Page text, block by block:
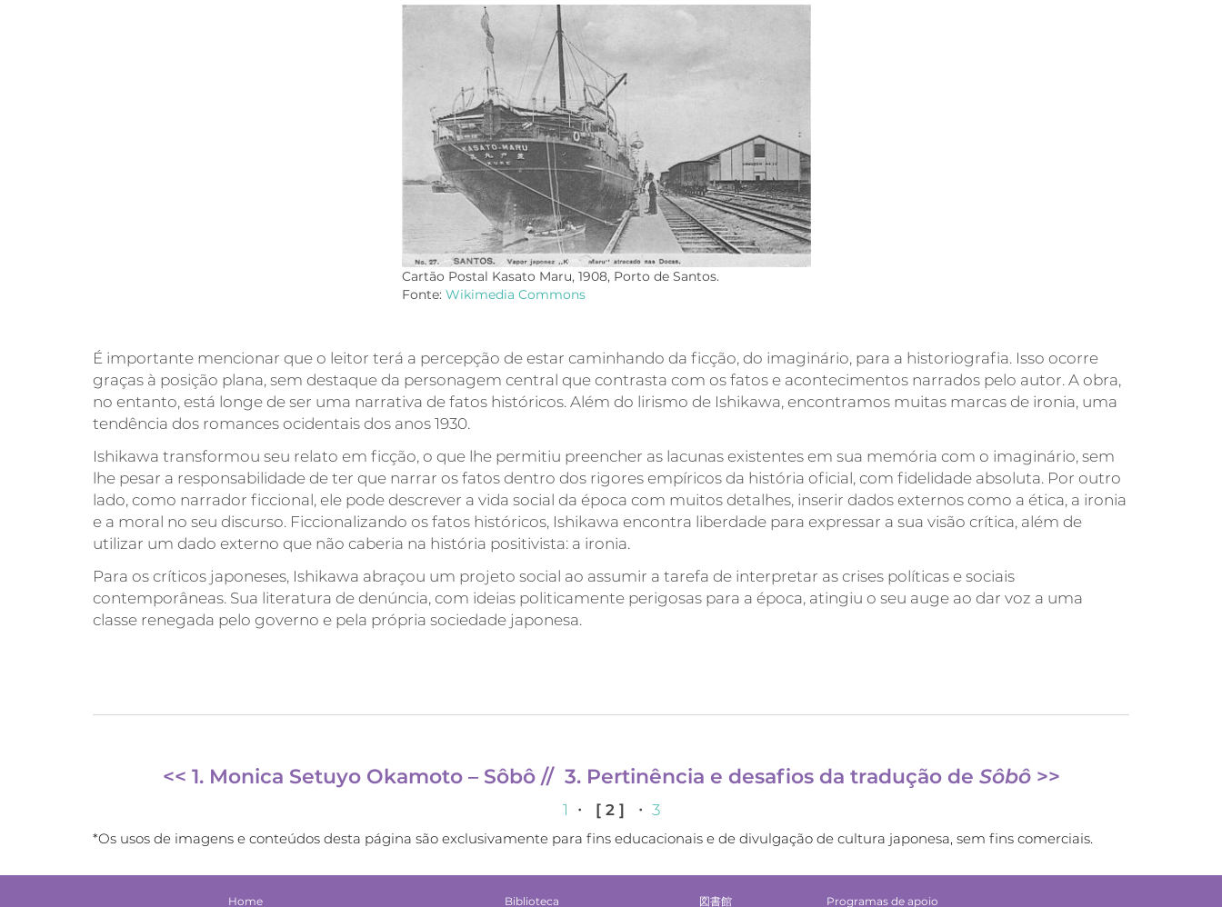
Cartão Postal Kasato Maru, 1908, Porto de Santos.
Fonte: Wikimedia Commons
É importante mencionar que o leitor terá a percepção de estar caminhando da ficção, do imaginário, para a historiografia. Isso ocorre
graças à posição plana, sem destaque da personagem central que contrasta com os fatos e acontecimentos narrados pelo autor. A obra,
no entanto, está longe de ser uma narrativa de fatos históricos. Além do lirismo de Ishikawa, encontramos muitas marcas de ironia, uma
tendência dos romances ocidentais dos anos 1930.
Ishikawa transformou seu relato em ficção, o que lhe permitiu preencher as lacunas existentes em sua memória com o imaginário, sem
lhe pesar a responsabilidade de ter que narrar os fatos dentro dos rigores empíricos da história oficial, com fidelidade absoluta. Por outro
lado, como narrador ficcional, ele pode descrever a vida social da época com muitos detalhes, inserir dados externos como a ética, a ironia
e a moral no seu discurso. Ficcionalizando os fatos históricos, Ishikawa encontra liberdade para expressar a sua visão crítica, além de
utilizar um dado externo que não caberia na história positivista: a ironia.
Para os críticos japoneses, Ishikawa abraçou um projeto social ao assumir a tarefa de interpretar as crises políticas e sociais
contemporâneas. Sua literatura de denúncia, com ideias politicamente perigosas para a época, atingiu o seu auge ao dar voz a uma
classe renegada pelo governo e pela própria sociedade japonesa.
<< 1. Monica Setuyo Okamoto – Sôbô// 3. Pertinência e desafios da tradução de Sôbô>>
1 ・ [ 2 ] ・ 3
*Os usos de imagens e conteúdos desta página são exclusivamente para fins educacionais e de divulgação de cultura japonesa, sem fins comerciais.
Home Biblioteca 図書館 Programas de apoio